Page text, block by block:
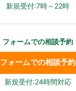
新規受付:7時～22時
フォームでの相談予約
フォームでの相談予約
新規受付:24時間対応